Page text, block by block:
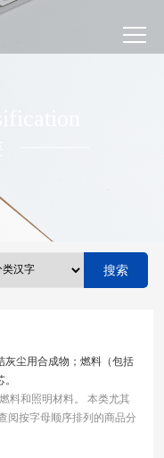
搜索
灰尘用合成物；燃料（包括
料和照明材料。 本类尤其
按字母顺序排列的商品分